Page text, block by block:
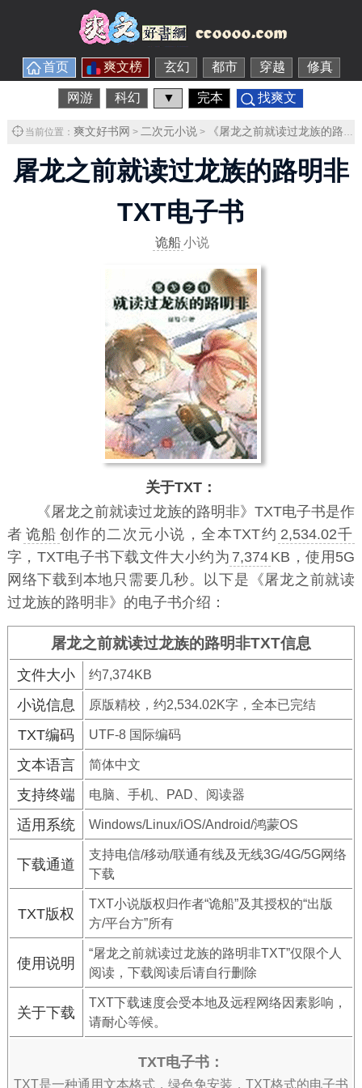
首页 爽文榜 玄幻 都市 穿越 修真
网游 科幻 ▼ 完本 找爽文
当前位置： 爽文好书网 > 二次元小说> 《屠龙之前就读过龙族的路明非》
屠龙之前就读过龙族的路明非
TXT电子书
诡船小说
关于TXT：
《屠龙之前就读过龙族的路明非》TXT电子书是作
者 诡船 创作的二次元小说，全本TXT约 2,534.02千
字，TXT电子书下载文件大小约为 7,374 KB，使用5G
网络下载到本地只需要几秒。以下是《屠龙之前就读
过龙族的路明非》的电子书介绍：
屠龙之前就读过龙族的路明非TXT信息
文件大小 约7,374KB
小说信息 原版精校，约2,534.02K字，全本已完结
TXT编码 UTF-8 国际编码
文本语言 简体中文
支持终端 电脑、手机、PAD、阅读器
适用系统 Windows/Linux/iOS/Android/鸿蒙OS
下载通道
支持电信/移动/联通有线及无线3G/4G/5G网络
下载
TXT版权
TXT小说版权归作者“诡船”及其授权的“出版
方/平台方”所有
使用说明
“屠龙之前就读过龙族的路明非TXT”仅限个人
阅读，下载阅读后请自行删除
关于下载
TXT下载速度会受本地及远程网络因素影响，
请耐心等候。
TXT电子书：
TXT是一种通用文本格式，绿色免安装，TXT格式的电子书